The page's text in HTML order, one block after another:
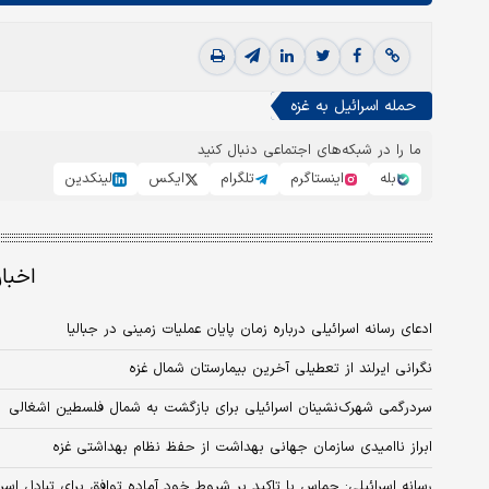
حمله اسرائیل به غزه
ما را در شبکه‌های اجتماعی دنبال کنید
بله
اینستاگرم تلگرام ایکس لینکدین
ادعای رسانه اسرائیلی درباره زمان پایان عملیات زمینی در جبالیا
نگرانی ایرلند از تعطیلی آخرین بیمارستان شمال غزه
سردرگمی شهرک‌نشینان اسرائیلی برای بازگشت به شمال فلسطین اشغالی
ابراز ناامیدی سازمان جهانی بهداشت از حفظ نظام بهداشتی غزه